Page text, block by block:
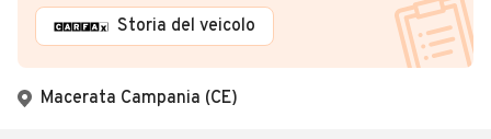
Storia del veicolo
Macerata Campania (CE)